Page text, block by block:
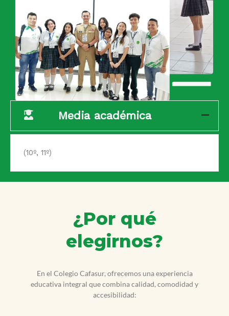
Media académica
(10º, 11º)
¿Por qué
elegirnos?
En el Colegio Cafasur, ofrecemos una experiencia
educativa integral que combina calidad, comodidad y
accesibilidad: